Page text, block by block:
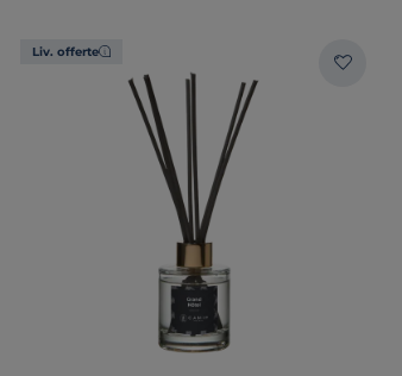
Liv. offerte